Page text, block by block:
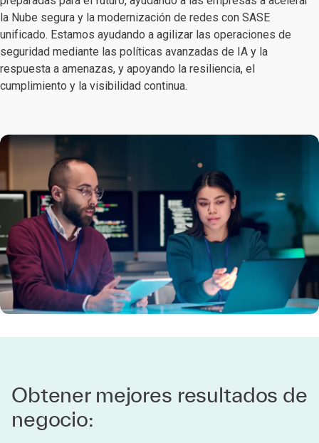
la Nube segura y la modernización de redes con SASE
unificado. Estamos ayudando a agilizar las operaciones de
seguridad mediante las políticas avanzadas de IA y la
respuesta a amenazas, y apoyando la resiliencia, el
cumplimiento y la visibilidad continua.
Obtener mejores resultados de
negocio: